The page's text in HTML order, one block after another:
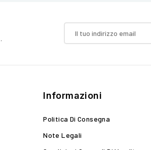
Informazioni
Politica Di Consegna
Note Legali